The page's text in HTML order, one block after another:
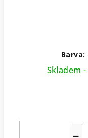
Barva:
Skladem